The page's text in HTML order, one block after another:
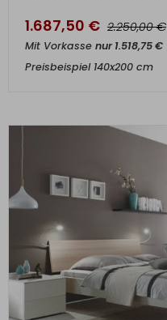
1.687,50 € 2.250,00€
Mit Vorkasse nur1.518,75€
Preisbeispiel 140x200 cm